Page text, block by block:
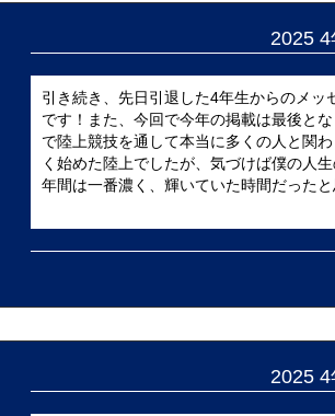
2025
引き続き、先日引退した4年生からのメ
です！また、今回で今年の掲載は最後と
で陸上競技を通して本当に多くの人と関
く始めた陸上でしたが、気づけば僕の人
年間は一番濃く、輝いていた時間だったと
2025